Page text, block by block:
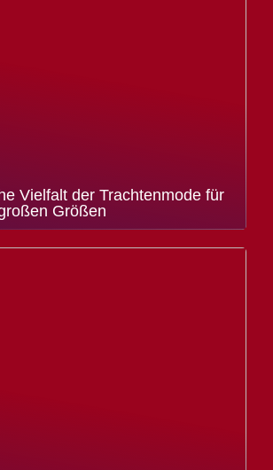
Vielfalt der Trachtenmode für
Größen